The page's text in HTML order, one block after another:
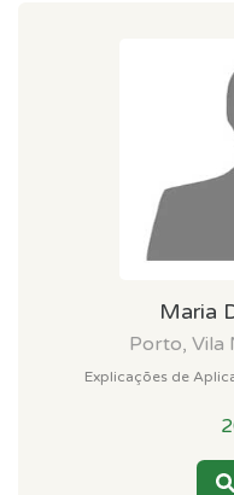
Maria
Porto, Vila
Explicações de